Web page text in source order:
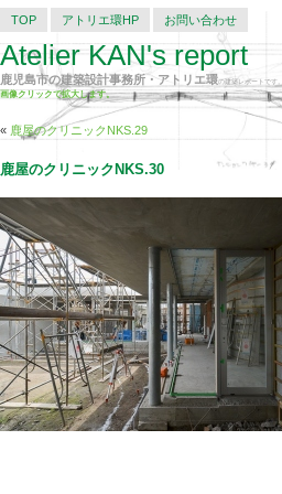
TOP アトリエ環HP お問い合わせ
Atelier KAN's report
鹿児島市の建築設計事務所・アトリエ環の建築レポートです。
画像クリックで拡大します。
« 鹿屋のクリニックNKS.29
鹿屋のクリニックNKS.30